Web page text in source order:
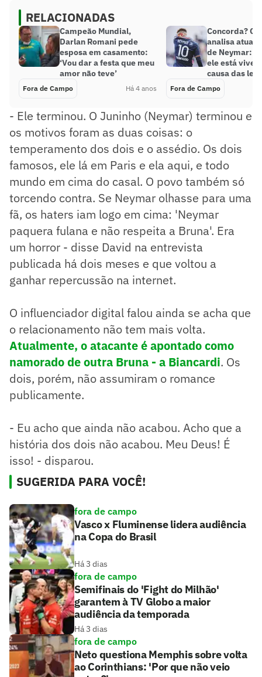
RELACIONADAS
Campeão Mundial,
Darlan Romani pede
esposa em casamento:
‘Vou dar a festa que meu
amor não teve’
Fora de Campo Há 4 anos
Concorda?
analisa atual
de Neymar:
ele está
causa das
Fora de Campo
- Ele terminou. O Juninho (Neymar) terminou e
os motivos foram as duas coisas: o
temperamento dos dois e o assédio. Os dois
famosos, ele lá em Paris e ela aqui, e todo
mundo em cima do casal. O povo também só
torcendo contra. Se Neymar olhasse para uma
fã, os haters iam logo em cima: 'Neymar
paquera fulana e não respeita a Bruna'. Era
um horror - disse David na entrevista
publicada há dois meses e que voltou a
ganhar repercussão na internet.
O influenciador digital falou ainda se acha que
o relacionamento não tem mais volta.
Atualmente, o atacante é apontado como
namorado de outra Bruna - a Biancardi. Os
dois, porém, não assumiram o romance
publicamente.
- Eu acho que ainda não acabou. Acho que a
história dos dois não acabou. Meu Deus! É
isso! - disparou.
SUGERIDA PARA VOCÊ!
fora de campo
Vasco x Fluminense lidera audiência
na Copa do Brasil
Há 3 dias
fora de campo
Semifinais do 'Fight do Milhão'
garantem à TV Globo a maior
audiência da temporada
Há 3 dias
fora de campo
Neto questiona Memphis sobre volta
ao Corinthians: 'Por que não veio